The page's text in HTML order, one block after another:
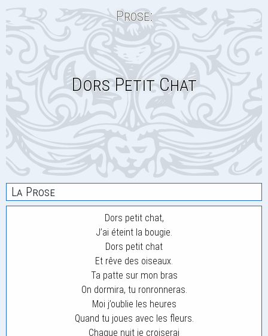
Prose:
Dors Petit Chat
La Prose
Dors petit chat,
J’ai éteint la bougie.
Dors petit chat
Et rêve des oiseaux.
Ta patte sur mon bras
On dormira, tu ronronneras.
Moi j’oublie les heures
Quand tu joues avec les fleurs.
Chaque nuit je croiserai